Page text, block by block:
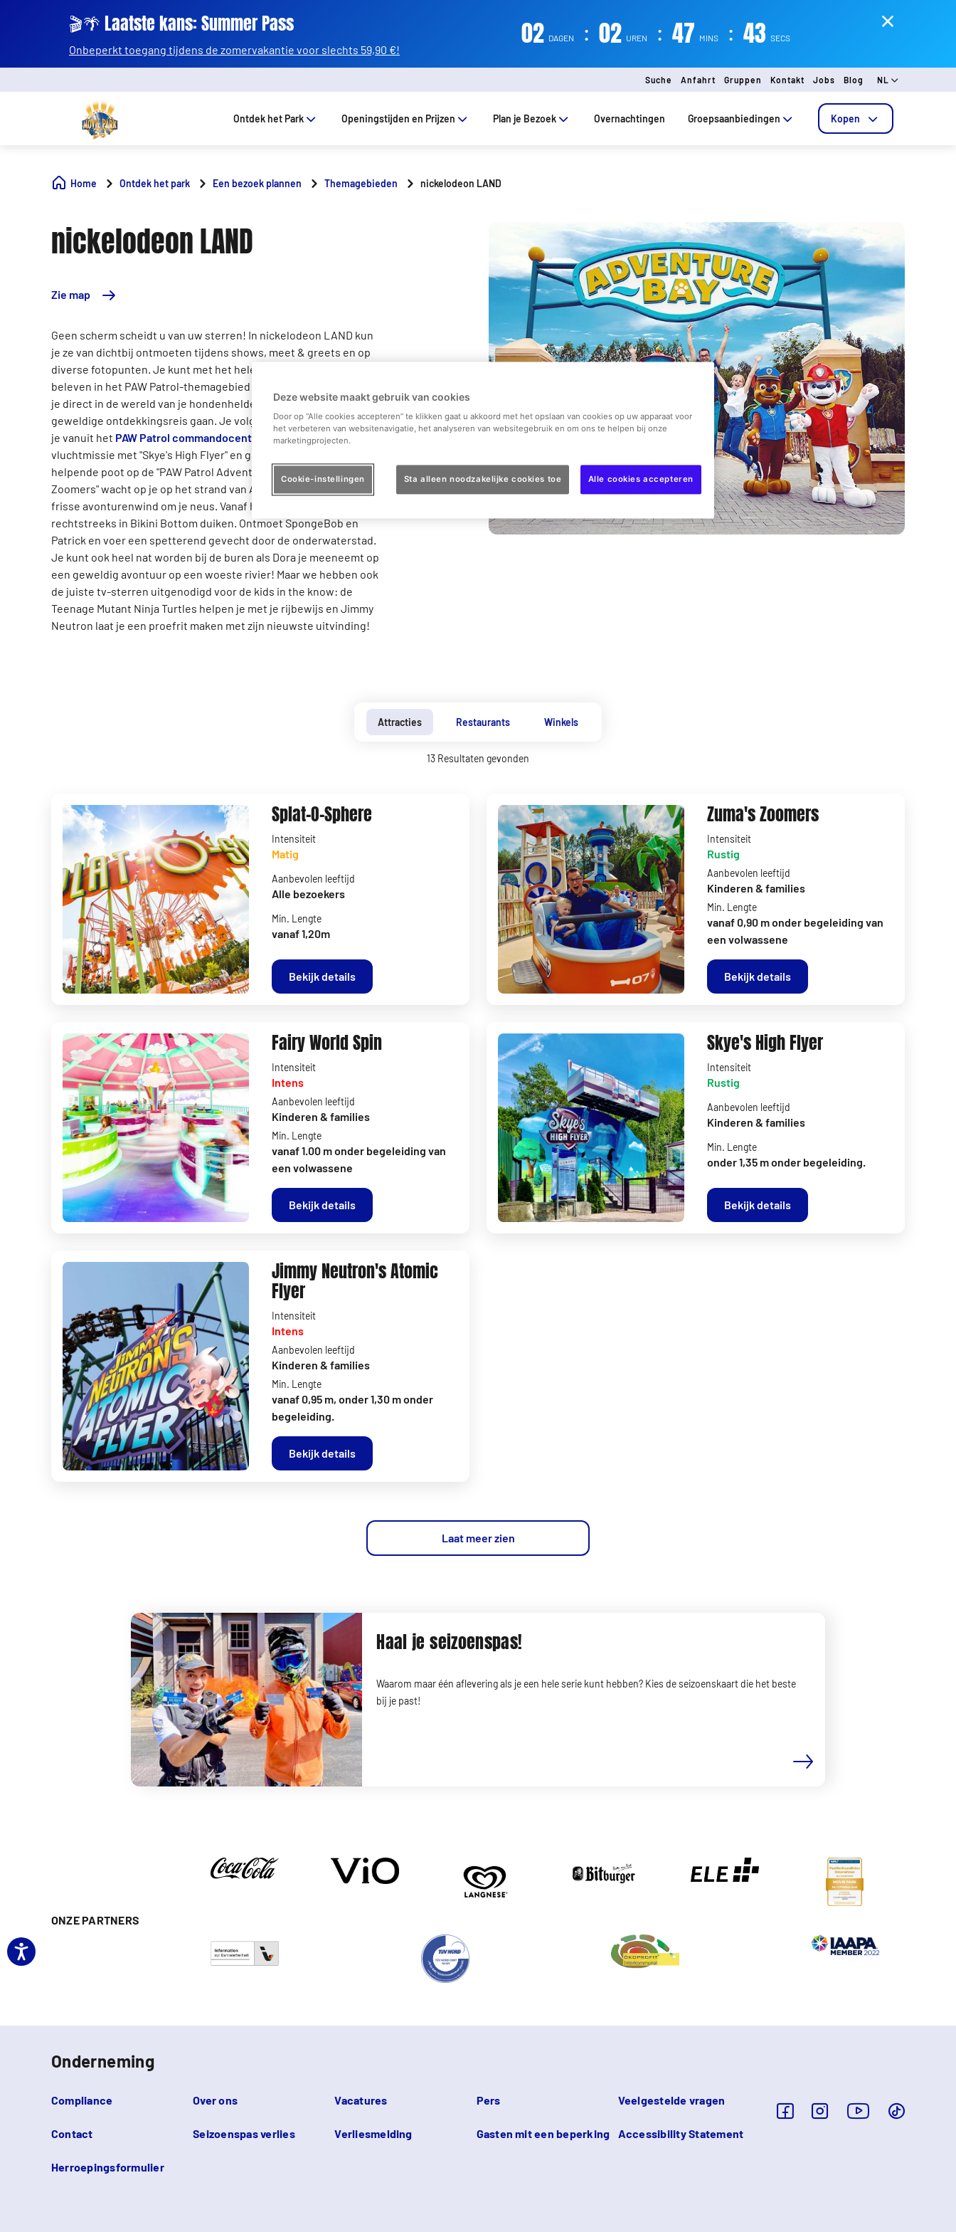
🎬🌴 Laatste kans: Summer Pass
Onbeperkt toegang tijdens de zomervakantie voor slechts 59,90 €! 02 DAGEN : 02 UREN : 47 MINS : 43 SECS
Suche Anfahrt Gruppen Kontakt Jobs Blog NL
Ontdek het Park Openingstijden en Prijzen Plan je Bezoek Overnachtingen Groepsaanbiedingen Kopen
Home Ontdek het park Een bezoek plannen Themagebieden nickelodeon LAND
nickelodeon LAND
Zie map
Geen scherm scheidt u van uw sterren! In nickelodeon LAND kun
je ze van dichtbij ontmoeten tijdens shows, meet & greets en op
diverse fotopunten. Je kunt met het hele gezin veel dierenplezier
beleven in het PAW Patrol-themagebied "Adventure Bay". Hier kun
je direct in de wereld van je hondenhelden duiken en op een
geweldige ontdekkingsreis gaan. Je volgende avontuur wacht op
je vanuit het PAW Patrol commandocentrum
. Ga op een grote
vluchtmissie met "Skye's High Flyer" en geef Chase en Marshall een
helpende poot op de "PAW Patrol Adventure Tour". Zuma's
Zoomers" wacht op je op het strand van Adventure Bay en blaast
frisse avonturenwind om je neus. Vanaf het strand kunt u
rechtstreeks in Bikini Bottom duiken. Ontmoet SpongeBob en
Patrick en voer een spetterend gevecht door de onderwaterstad.
Je kunt ook heel nat worden bij de buren als Dora je meeneemt op
een geweldig avontuur op een woeste rivier! Maar we hebben ook
de juiste tv-sterren uitgenodigd voor de kids in the know: de
Teenage Mutant Ninja Turtles helpen je met je rijbewijs en Jimmy
Neutron laat je een proefrit maken met zijn nieuwste uitvinding!
Attracties Restaurants Winkels
13 Resultaten gevonden
Splat-O-Sphere
Intensiteit
Matig
Aanbevolen leeftijd
Alle bezoekers
Min. Lengte
vanaf 1,20m
Bekijk details
Zuma's Zoomers
Intensiteit
Rustig
Aanbevolen leeftijd
Kinderen & families
Min. Lengte
vanaf 0,90 m onder begeleiding van
een volwassene
Bekijk details
Fairy World Spin
Intensiteit
Intens
Aanbevolen leeftijd
Kinderen & families
Min. Lengte
vanaf 1.00 m onder begeleiding van
een volwassene
Bekijk details
Skye's High Flyer
Intensiteit
Rustig
Aanbevolen leeftijd
Kinderen & families
Min. Lengte
onder 1,35 m onder begeleiding.
Bekijk details
Jimmy Neutron's Atomic
Flyer
Intensiteit
Intens
Aanbevolen leeftijd
Kinderen & families
Min. Lengte
vanaf 0,95 m, onder 1,30 m onder
begeleiding.
Bekijk details
Laat meer zien
Haal je seizoenspas!
Waarom maar één aflevering als je een hele serie kunt hebben? Kies de seizoenskaart die het beste
bij je past!
ONZE PARTNERS
Onderneming
Compliance Over ons Vacatures Pers Veelgestelde vragen
Contact Seizoenspas verlies Verliesmelding Gasten mit een beperking Accessibility Statement
Herroepingsformulier
Deze website maakt gebruik van cookies
Door op “Alle cookies accepteren” te klikken gaat u akkoord met het opslaan van cookies op uw apparaat voor
het verbeteren van websitenavigatie, het analyseren van websitegebruik en om ons te helpen bij onze
marketingprojecten.
Cookie-instellingen Sta alleen noodzakelijke cookies toe Alle cookies accepteren